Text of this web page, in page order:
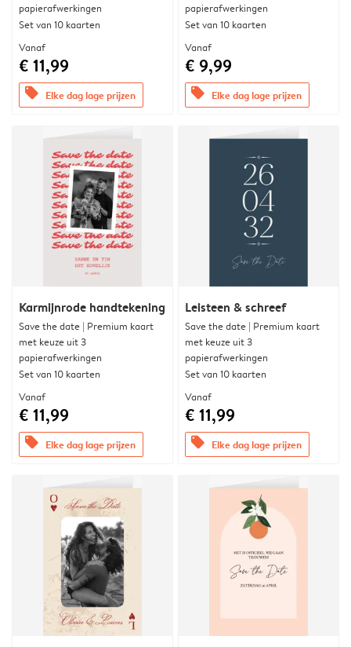
papierafwerkingen
Set van 10 kaarten
Vanaf
€ 11,99
offers Elke dag lage prijzen
papierafwerkingen
Set van 10 kaarten
Vanaf
€ 9,99
offers Elke dag lage prijzen
Karmijnrode handtekening
Save the date | Premium kaart
met keuze uit 3
papierafwerkingen
Set van 10 kaarten
Vanaf
€ 11,99
offers Elke dag lage prijzen
Leisteen & schreef
Save the date | Premium kaart
met keuze uit 3
papierafwerkingen
Set van 10 kaarten
Vanaf
€ 11,99
offers Elke dag lage prijzen